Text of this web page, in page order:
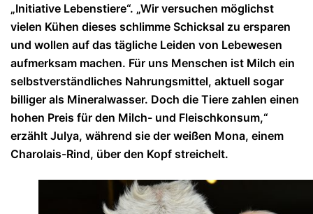
„Initiative Lebenstiere“. „Wir versuchen möglichst
vielen Kühen dieses schlimme Schicksal zu ersparen
und wollen auf das tägliche Leiden von Lebewesen
aufmerksam machen. Für uns Menschen ist Milch ein
selbstverständliches Nahrungsmittel, aktuell sogar
billiger als Mineralwasser. Doch die Tiere zahlen einen
hohen Preis für den Milch- und Fleischkonsum,“
erzählt Julya, während sie der weißen Mona, einem
Charolais-Rind, über den Kopf streichelt.